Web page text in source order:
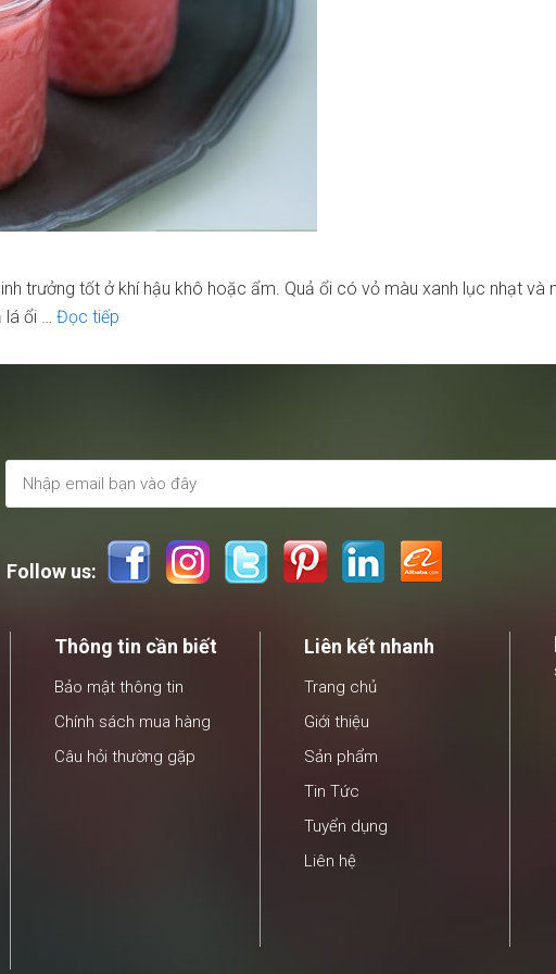
trưởng tốt ở khí hậu khô hoặc ẩm. Quả ổi có vỏ màu xanh lục nhạt
ổi … Đọc tiếp
Vời
Của
Ổi
Follow us:
Thông tin cần biết
Bảo mật thông tin
Chính sách mua hàng
Câu hỏi thường gặp
Liên kết nhanh
Trang chủ
Giới thiệu
Sản phẩm
Tin Tức
Tuyển dụng
Liên hệ